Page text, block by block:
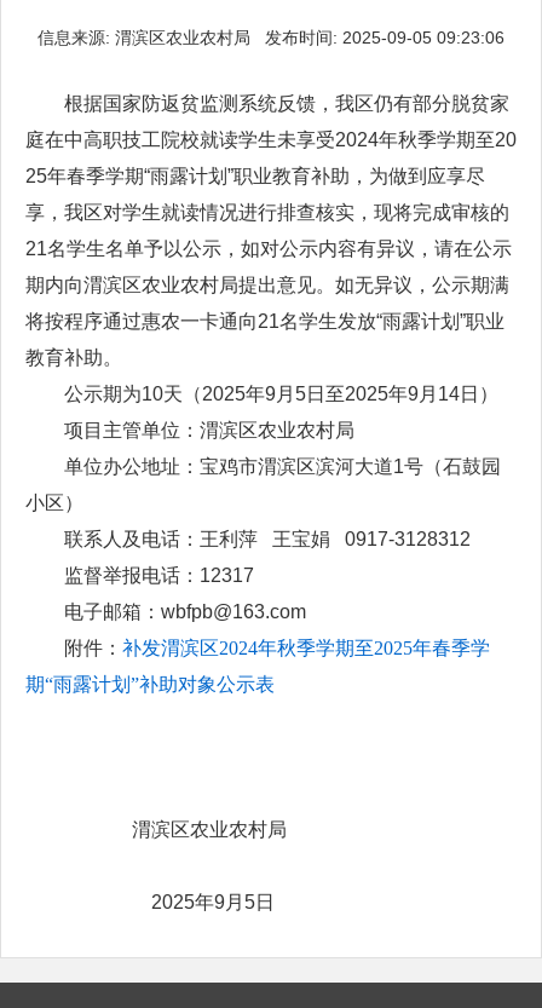
信息来源: 渭滨区农业农村局 发布时间: 2025-09-05 09:23:06
根据国家防返贫监测系统反馈，我区仍有部分脱贫家
庭在中高职技工院校就读学生未享受2024年秋季学期至20
25年春季学期“雨露计划”职业教育补助，为做到应享尽
享，我区对学生就读情况进行排查核实，现将完成审核的
21名学生名单予以公示，如对公示内容有异议，请在公示
期内向渭滨区农业农村局提出意见。如无异议，公示期满
将按程序通过惠农一卡通向21名学生发放“雨露计划”职业
教育补助。
公示期为10天（2025年9月5日至2025年9月14日）
项目主管单位：渭滨区农业农村局
单位办公地址：宝鸡市渭滨区滨河大道1号（石鼓园
小区）
联系人及电话：王利萍 王宝娟 0917-3128312
监督举报电话：12317
电子邮箱：wbfpb@163.com
附件： 补发渭滨区2024年秋季学期至2025年春季学
期“雨露计划”补助对象公示表
渭滨区农业农村局
2025年9月5日